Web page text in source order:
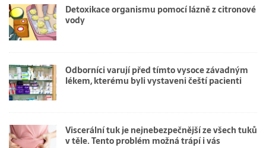
Detoxikace organismu pomocí lázně z citronové
vody
Odborníci varují před tímto vysoce závadným
lékem, kterému byli vystaveni čeští pacienti
Viscerální tuk je nejnebezpečnější ze všech tuků
v těle. Tento problém možná trápí i vás